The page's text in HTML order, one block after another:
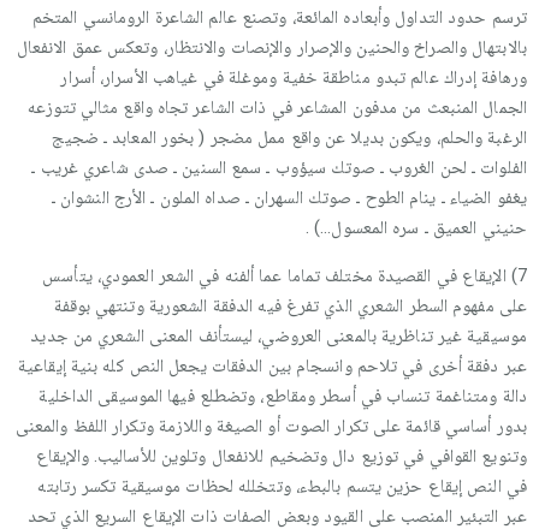
ترسم حدود التداول وأبعاده المائعة، وتصنع عالم الشاعرة الرومانسي المتخم
بالابتهال والصراخ والحنين والإصرار والإنصات والانتظار، وتعكس عمق الانفعال
ورهافة إدراك عالم تبدو مناطقة خفية وموغلة في غياهب الأسرار، أسرار
الجمال المنبعث من مدفون المشاعر في ذات الشاعر تجاه واقع مثالي تتوزعه
الرغبة والحلم، ويكون بديلا عن واقع ممل مضجر ( بخور المعابد ـ ضجيج
الفلوات ـ لحن الغروب ـ صوتك سيؤوب ـ سمع السنين ـ صدى شاعري غريب ـ
يغفو الضياء ـ ينام الطوح ـ صوتك السهران ـ صداه الملون ـ الأرج النشوان ـ
حنيني العميق ـ سره المعسول…) .
7) الإيقاع في القصيدة مختلف تماما عما ألفنه في الشعر العمودي، يتأسس
على مفهوم السطر الشعري الذي تفرغ فيه الدفقة الشعورية وتنتهي بوقفة
موسيقية غير تناظرية بالمعنى العروضي، ليستأنف المعنى الشعري من جديد
عبر دفقة أخرى في تلاحم وانسجام بين الدفقات يجعل النص كله بنية إيقاعية
دالة ومتناغمة تنساب في أسطر ومقاطع، وتضطلع فيها الموسيقى الداخلية
بدور أساسي قائمة على تكرار الصوت أو الصيغة واللازمة وتكرار اللفظ والمعنى
وتنويع القوافي في توزيع دال وتضخيم للانفعال وتلوين للأساليب. والإيقاع
في النص إيقاع حزين يتسم بالبطء، وتتخلله لحظات موسيقية تكسر رتابته
عبر التبئير المنصب على القيود وبعض الصفات ذات الإيقاع السريع الذي تحد